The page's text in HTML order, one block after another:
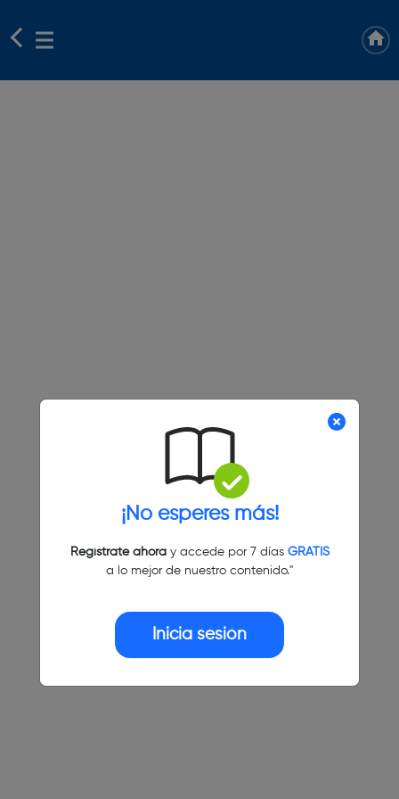
¡No esperes más!
Regístrate ahoray accede por 7 días GRATIS
a lo mejor de nuestro contenido."
Inicia sesión